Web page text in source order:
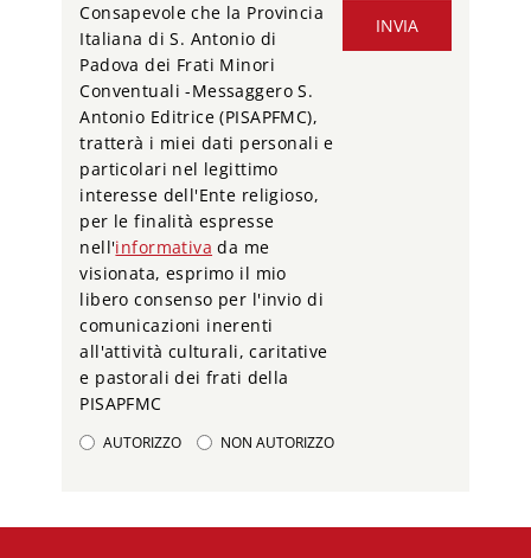
INVIA
Consapevole che la Provincia
Italiana di S. Antonio di
Padova dei Frati Minori
Conventuali -Messaggero S.
Antonio Editrice (PISAPFMC),
tratterà i miei dati personali e
particolari nel legittimo
interesse dell'Ente religioso,
per le finalità espresse
nell'informativa da me
visionata, esprimo il mio
libero consenso per l'invio di
comunicazioni inerenti
all'attività culturali, caritative
e pastorali dei frati della
PISAPFMC
AUTORIZZO NON AUTORIZZO